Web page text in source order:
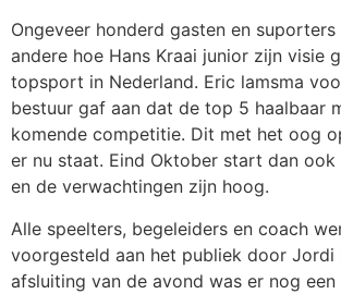
Ongeveer honderd gasten en
andere hoe Hans Kraai junior zijn visie
topsport in Nederland. Eric lamsma
bestuur gaf aan dat de top 5 haalbaar
komende competitie. Dit met het oog
er nu staat. Eind Oktober start dan
en de verwachtingen zijn hoog.
Alle speelters, begeleiders en coach
voorgesteld aan het publiek door Jordi
afsluiting van de avond was er nog